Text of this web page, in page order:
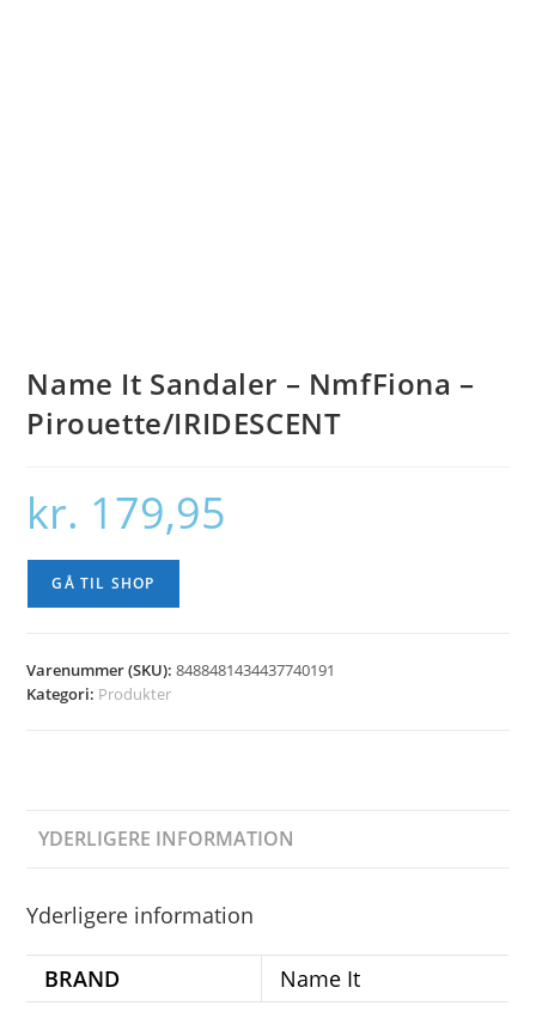
Name It Sandaler – NmfFiona –
Pirouette/IRIDESCENT
kr. 179,95
GÅ TIL SHOP
Varenummer (SKU):8488481434437740191
Kategori: Produkter
YDERLIGERE INFORMATION
Yderligere information
BRAND Name It